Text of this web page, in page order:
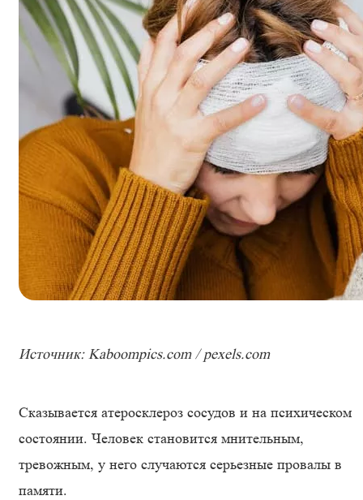
Источник: Kaboompics.com / pexels.com
Сказывается атеросклероз сосудов и на психическом
состоянии. Человек становится мнительным,
тревожным, у него случаются серьезные провалы в
памяти.